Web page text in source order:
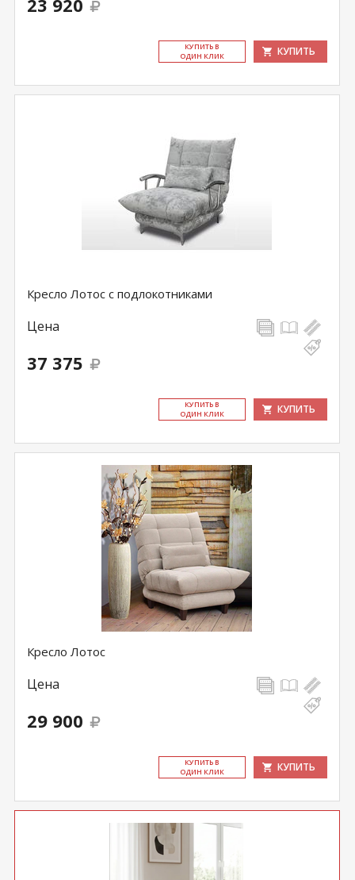
23 920
КУ­ПИТЬ В
ОДИН КЛИК
КУПИТЬ
Кресло Лотос с подлокотниками
Цена
37 375
КУ­ПИТЬ В
ОДИН КЛИК
КУПИТЬ
Кресло Лотос
Цена
29 900
КУ­ПИТЬ В
ОДИН КЛИК
КУПИТЬ